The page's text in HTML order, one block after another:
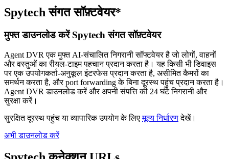
Spytech संगत सॉफ़्टवेयर*
मुफ्त डाउनलोड करें Spytech संगत सॉफ़्टवेयर
Agent DVR एक मुफ्त AI-संचालित निगरानी सॉफ्टवेयर है जो लोगों, वाहनों
और वस्तुओं का रीयल-टाइम पहचान प्रदान करता है। यह किसी भी डिवाइस
पर एक उपयोगकर्ता-अनुकूल इंटरफेस प्रदान करता है, असीमित कैमरों का
समर्थन करता है, और port forwarding के बिना दूरस्थ पहुंच प्रदान करता है।
Agent DVR डाउनलोड करें और अपनी संपत्ति की 24 घंटे निगरानी और
सुरक्षा करें।
सुरक्षित दूरस्थ पहुंच या व्यापारिक उपयोग के लिएमूल्य निर्धारणदेखें।
अभी डाउनलोड करें